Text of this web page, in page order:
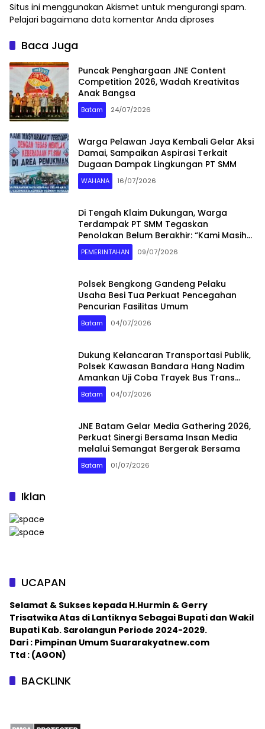
Situs ini menggunakan Akismet untuk mengurangi spam.
Pelajari bagaimana data komentar Anda diproses
Baca Juga
Puncak Penghargaan JNE Content
Competition 2026, Wadah Kreativitas
Anak Bangsa
Batam 24/07/2026
Warga Pelawan Jaya Kembali Gelar Aksi
Damai, Sampaikan Aspirasi Terkait
Dugaan Dampak Lingkungan PT SMM
WAHANA 16/07/2026
Di Tengah Klaim Dukungan, Warga
Terdampak PT SMM Tegaskan
Penolakan Belum Berakhir: “Kami Masih
Merasakan Dampaknya”
PEMERINTAHAN 09/07/2026
Polsek Bengkong Gandeng Pelaku
Usaha Besi Tua Perkuat Pencegahan
Pencurian Fasilitas Umum
Batam 04/07/2026
Dukung Kelancaran Transportasi Publik,
Polsek Kawasan Bandara Hang Nadim
Amankan Uji Coba Trayek Bus Trans
Batam
Batam 04/07/2026
JNE Batam Gelar Media Gathering 2026,
Perkuat Sinergi Bersama Insan Media
melalui Semangat Bergerak Bersama
Batam 01/07/2026
Iklan
UCAPAN
Selamat & Sukses kepada H.Hurmin & Gerry
Trisatwika Atas di Lantiknya Sebagai Bupati dan Wakil
Bupati Kab. Sarolangun Periode 2024-2029.
Dari : Pimpinan Umum Suararakyatnew.com
Ttd : (AGON)
BACKLINK